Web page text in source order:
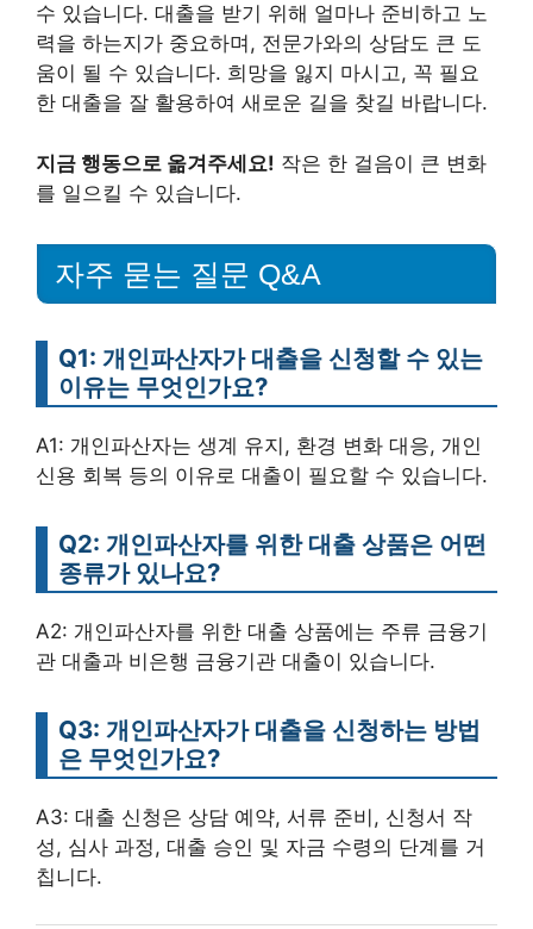
수 있습니다. 대출을 받기 위해 얼마나 준비하고 노
력을 하는지가 중요하며, 전문가와의 상담도 큰 도
움이 될 수 있습니다. 희망을 잃지 마시고, 꼭 필요
한 대출을 잘 활용하여 새로운 길을 찾길 바랍니다.
지금 행동으로 옮겨주세요! 작은 한 걸음이 큰 변화
를 일으킬 수 있습니다.
자주 묻는 질문 Q&A
Q1: 개인파산자가 대출을 신청할 수 있는
이유는 무엇인가요?
A1: 개인파산자는 생계 유지, 환경 변화 대응, 개인
신용 회복 등의 이유로 대출이 필요할 수 있습니다.
Q2: 개인파산자를 위한 대출 상품은 어떤
종류가 있나요?
A2: 개인파산자를 위한 대출 상품에는 주류 금융기
관 대출과 비은행 금융기관 대출이 있습니다.
Q3: 개인파산자가 대출을 신청하는 방법
은 무엇인가요?
A3: 대출 신청은 상담 예약, 서류 준비, 신청서 작
성, 심사 과정, 대출 승인 및 자금 수령의 단계를 거
칩니다.